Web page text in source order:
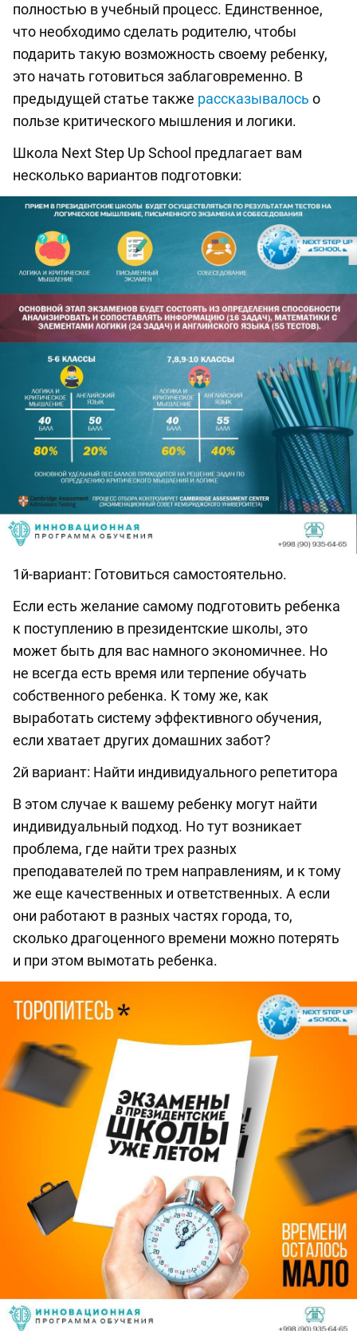
полностью в учебный процесс. Единственное,
что необходимо сделать родителю, чтобы
подарить такую возможность своему ребенку,
это начать готовиться заблаговременно. В
предыдущей статье также рассказывалось о
пользе критического мышления и логики.
Школа Next Step Up School предлагает вам
несколько вариантов подготовки:
1й-вариант: Готовиться самостоятельно.
Если есть желание самому подготовить ребенка
к поступлению в президентские школы, это
может быть для вас намного экономичнее. Но
не всегда есть время или терпение обучать
собственного ребенка. К тому же, как
выработать систему эффективного обучения,
если хватает других домашних забот?
2й вариант: Найти индивидуального репетитора
В этом случае к вашему ребенку могут найти
индивидуальный подход. Но тут возникает
проблема, где найти трех разных
преподавателей по трем направлениям, и к тому
же еще качественных и ответственных. А если
они работают в разных частях города, то,
сколько драгоценного времени можно потерять
и при этом вымотать ребенка.